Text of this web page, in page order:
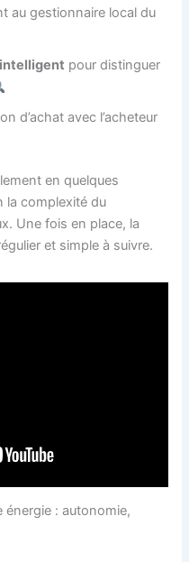
au gestionnaire local du
pour distinguer
d’achat avec l’acheteur
en quelques
la complexité du
Une fois en place, la
et simple à suivre.
: autonomie,